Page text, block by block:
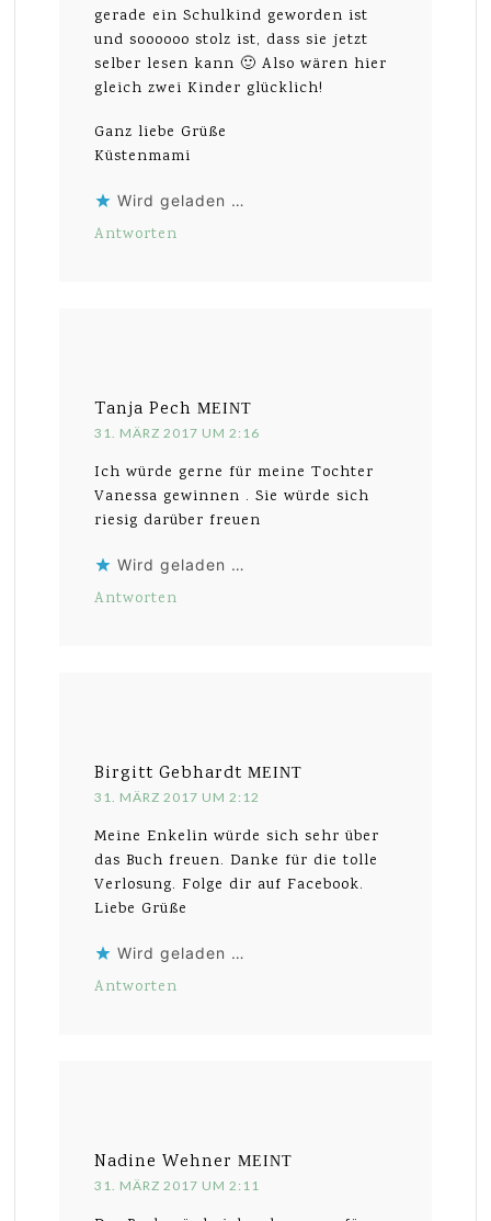
gerade ein Schulkind geworden ist
und soooooo stolz ist, dass sie jetzt
selber lesen kann 🙂 Also wären hier
gleich zwei Kinder glücklich!
Ganz liebe Grüße
Küstenmami
Wird geladen …
Antworten
Tanja Pech MEINT
31. MÄRZ 2017 UM 2:16
Ich würde gerne für meine Tochter
Vanessa gewinnen . Sie würde sich
riesig darüber freuen
Wird geladen …
Antworten
Birgitt Gebhardt MEINT
31. MÄRZ 2017 UM 2:12
Meine Enkelin würde sich sehr über
das Buch freuen. Danke für die tolle
Verlosung. Folge dir auf Facebook.
Liebe Grüße
Wird geladen …
Antworten
Nadine Wehner MEINT
31. MÄRZ 2017 UM 2:11